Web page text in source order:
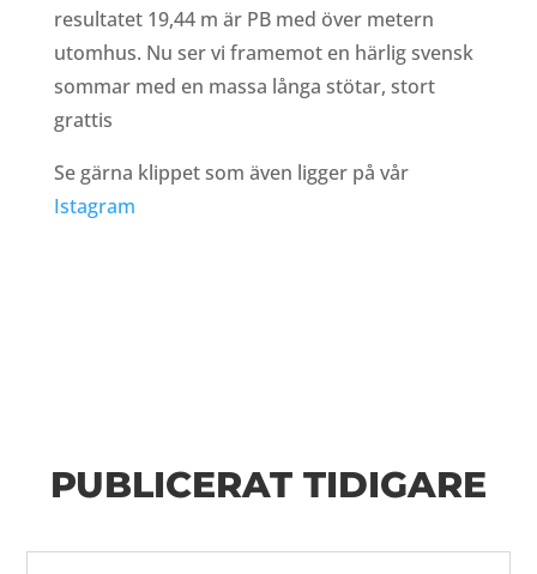
resultatet 19,44 m är PB med över metern
utomhus. Nu ser vi framemot en härlig svensk
sommar med en massa långa stötar, stort
grattis
Se gärna klippet som även ligger på vår
Istagram
PUBLICERAT TIDIGARE